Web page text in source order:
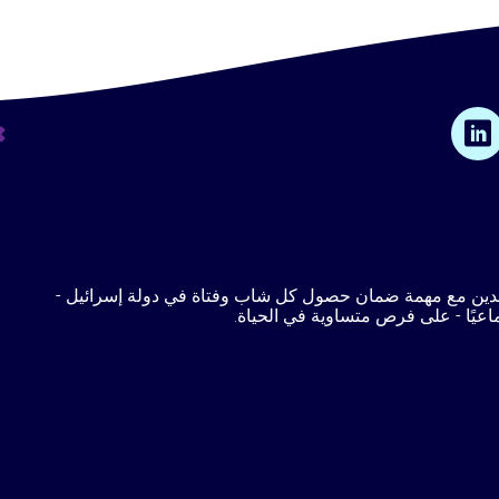
مع مهمة ضمان حصول كل شاب وفتاة في دولة إسرائيل -
- على فرص متساوية في الحياة.